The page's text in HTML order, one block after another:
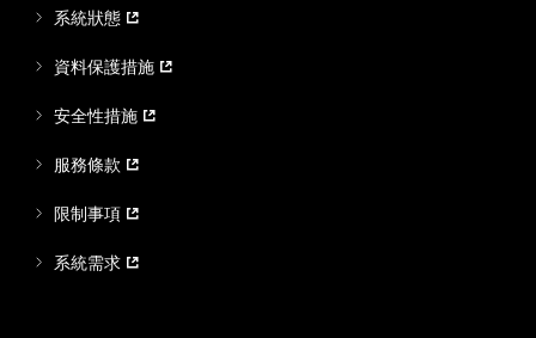
系統狀態
資料保護措施
安全性措施
服務條款
限制事項
系統需求